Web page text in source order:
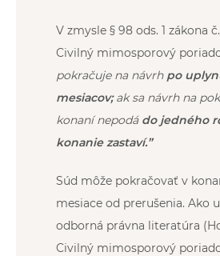
V zmysle § 98 ods. 1 zákona č.
Civilný mimosporový
pokračuje na návrh po
mesiacov;ak sa návrh na
konaní nepodá do jedného
konanie zastaví.”
Súd môže pokračovať v
mesiace od prerušenia. Ako
odborná právna literatúra
Civilný mimosporový